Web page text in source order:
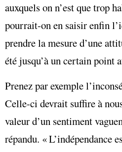
auxquels on n’est que trop
pourrait-on en saisir enfin
prendre la mesure d’une
été jusqu’à un certain point
Prenez par exemple
Celle-ci devrait suffire à
valeur d’un sentiment
répandu. « L’indépendance